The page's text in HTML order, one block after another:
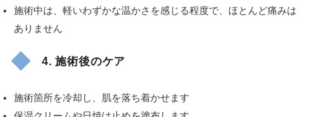
施術中は、軽いわずかな温かさを感じる程度で、ほとんど痛みは
ありません
4. 施術後のケア
施術箇所を冷却し、肌を落ち着かせます